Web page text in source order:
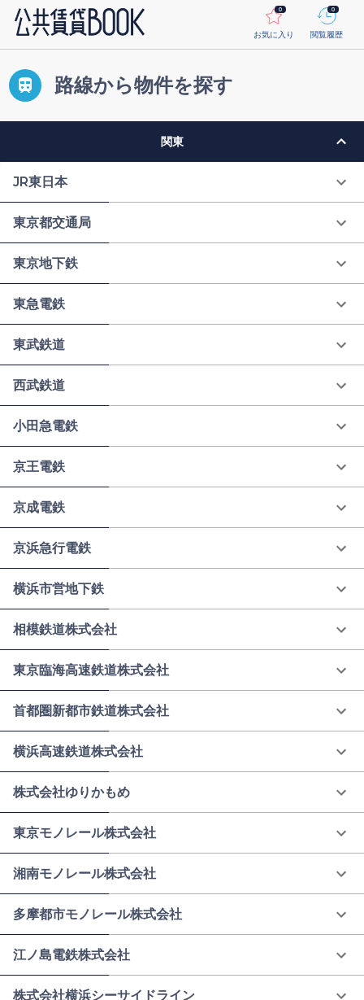
0
お気に入り
0
閲覧履歴
路線から物件を探す
関東
JR東日本
東京都交通局
東京地下鉄
東急電鉄
東武鉄道
西武鉄道
小田急電鉄
京王電鉄
京成電鉄
京浜急行電鉄
横浜市営地下鉄
相模鉄道株式会社
東京臨海高速鉄道株式会社
首都圏新都市鉄道株式会社
横浜高速鉄道株式会社
株式会社ゆりかもめ
東京モノレール株式会社
湘南モノレール株式会社
多摩都市モノレール株式会社
江ノ島電鉄株式会社
株式会社横浜シーサイドライン